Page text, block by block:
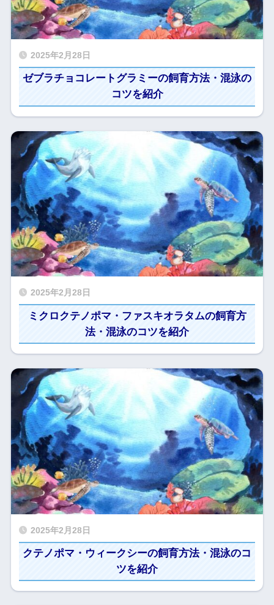
2025年2月28日
ゼブラチョコレートグラミーの飼育方法・混泳の
コツを紹介
2025年2月28日
ミクロクテノポマ・ファスキオラタムの飼育方
法・混泳のコツを紹介
2025年2月28日
クテノポマ・ウィークシーの飼育方法・混泳のコ
ツを紹介